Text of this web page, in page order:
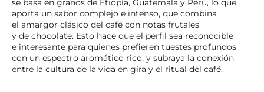
se basa en granos de Etiopía, Guatemala y Perú, lo que
aporta un sabor complejo e intenso, que combina
el amargor clásico del café con notas frutales
y de chocolate. Esto hace que el perfil sea reconocible
e interesante para quienes prefieren tuestes profundos
con un espectro aromático rico, y subraya la conexión
entre la cultura de la vida en gira y el ritual del café.